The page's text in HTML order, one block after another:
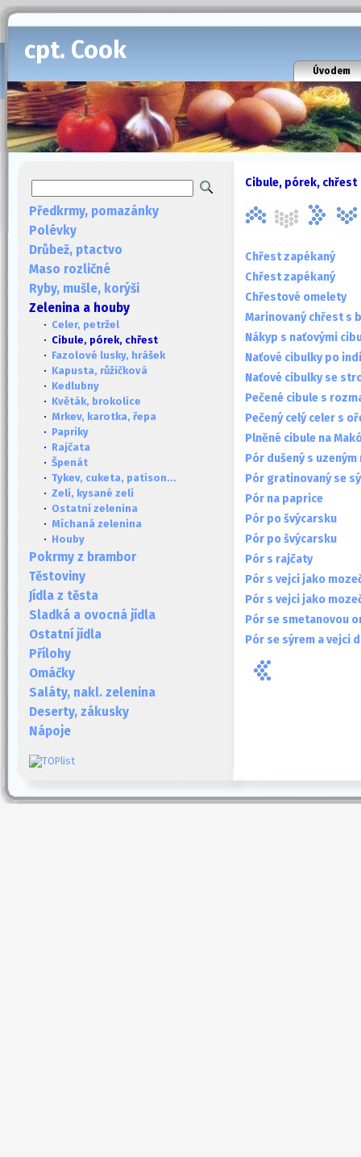
cpt. Cook
Úvodem
Předkrmy, pomazánky
Polévky
Drůbež, ptactvo
Maso rozličné
Ryby, mušle, korýši
Zelenina a houby
· Celer, petržel
· Cibule, pórek, chřest
· Fazolové lusky, hrášek
· Kapusta, růžičková
· Kedlubny
· Květák, brokolice
· Mrkev, karotka, řepa
· Papriky
· Rajčata
· Špenát
· Tykev, cuketa, patison...
· Zelí, kysané zelí
· Ostatní zelenina
· Míchaná zelenina
· Houby
Pokrmy z brambor
Těstoviny
Jídla z těsta
Sladká a ovocná jídla
Ostatní jídla
Přílohy
Omáčky
Saláty, nakl. zelenina
Deserty, zákusky
Nápoje
Cibule, pórek, chřest
Chřest zapékaný
Chřest zapékaný
Chřestové omelety
Marinovaný chřest s
Nákyp s naťovými
Naťové cibulky po
Naťové cibulky se
Pečené cibule s
Pečený celý celer s
Plněné cibule na
Pór dušený s uzeným
Pór gratinovaný se
Pór na paprice
Pór po švýcarsku
Pór po švýcarsku
Pór s rajčaty
Pór s vejci jako
Pór s vejci jako
Pór se smetanovou
Pór se sýrem a vejci